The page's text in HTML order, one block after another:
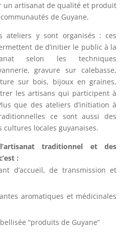
un artisanat de qualité et produit
de Guyane.
ateliers y sont organisés : ces
de d’initier le public à la
selon les techniques
gravure sur calebasse,
sur bois, bijoux en graines,
les artisans qui participent à
que des ateliers d’initiation à
ce sont aussi des
cultures locales guyanaises.
traditionnel et des
:
d’accueil, de transmission et
aromatiques et médicinales
“produits de Guyane”